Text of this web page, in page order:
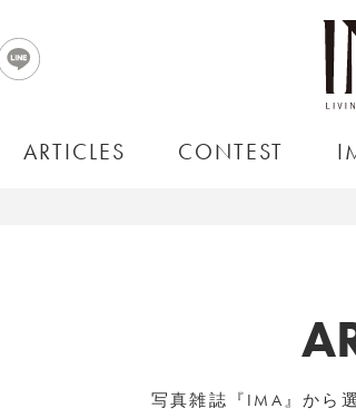
ARTICLES CONTEST
写真雑誌『IMA』から